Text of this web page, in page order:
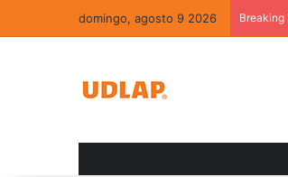
domingo, agosto 9 2026 Breaking